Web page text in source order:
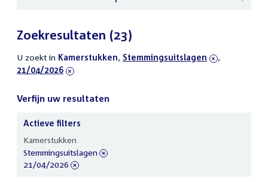
Zoekresultaten (23)
U zoekt in actieve
filters
Kamerstukken, verwijder
Stemmingsuitslagen ,
21/04/2026
Verfijn uw resultaten
uw
resultaten
Actieve filters
Kamerstukken
verwijder
filter
Stemmingsuitslagen
verwijder
21/04/2026